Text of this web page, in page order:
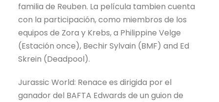
familia de Reuben. La película tambien cuenta
con la participación, como miembros de los
equipos de Zora y Krebs, a Philippine Velge
(Estación once), Bechir Sylvain (BMF) and Ed
Skrein (Deadpool).
Jurassic World: Renace es dirigida por el
ganador del BAFTA Edwards de un guion de